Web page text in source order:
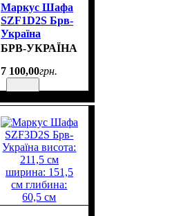
Маркус Шафа
SZF1D2S Брв-
Україна
висота: 211,5
61,5 см
БРВ-УКРАЇНА
7 100,00грн.